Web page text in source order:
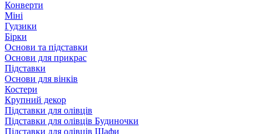
Конверти
Міні
Гудзики
Бірки
Основи та підставки
Основи для прикрас
Підставки
Основи для вінків
Костери
Крупний декор
Підставки для олівців
Підставки для олівців Будиночки
Підставки для олівців Шафи